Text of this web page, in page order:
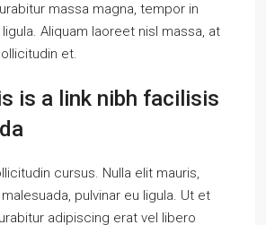
massa magna, tempor in
Aliquam laoreet nisl massa, at
et.
is a link nibh facilisis
cursus. Nulla elit mauris,
pulvinar eu ligula. Ut et
adipiscing erat vel libero